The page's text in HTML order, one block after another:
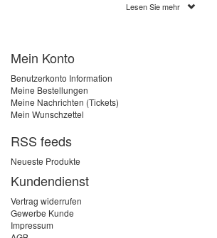
Heizzentrale wird inklusive aller benötigten
Energieversorgung erfolgt über einen
Anschluss an das bestehende Heizsystem
erfolgt über GEKA-Kupplungen. Bei Bedarf
können hier auch Schlauchpakete in
verschieden Längen mitbestellt werden. So
ist die Anlage innerhalb von wenigen Minuten
einsatzbereit.
Die mobile Heizzentrale ist in verschiedenen
Leistungsstärken, von 4 kW bis 48 kW,
erhältlich. Dank ihrer kompakten und leichten
Bauform kann die mobile Heizzentrale von
nur einer Person bewegt und angeschlossen
Lesen Sie mehr
Mein Konto
Benutzerkonto Information
Meine Bestellungen
Meine Nachrichten (Tickets)
Mein Wunschzettel
RSS feeds
Neueste Produkte
Kundendienst
Vertrag widerrufen
Gewerbe Kunde
Impressum